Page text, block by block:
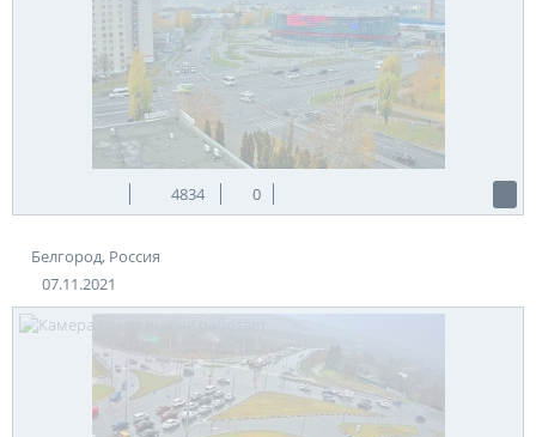
4834 0
Белгород, Россия
07.11.2021